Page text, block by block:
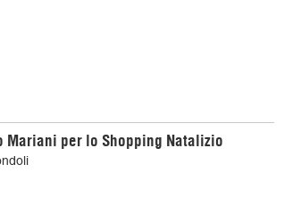
Mariani per lo Shopping Natalizio